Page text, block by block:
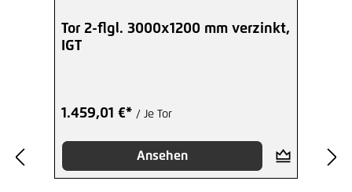
Tor 2-flgl. 3000x1200 mm verzinkt,
IGT
1.459,01 €* / Je Tor
Ansehen